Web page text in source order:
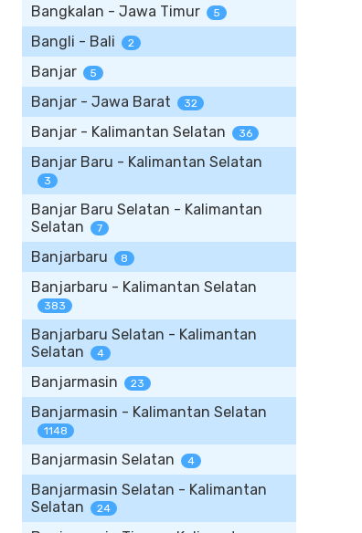
Bangkalan - Jawa Timur 5
Bangli - Bali 2
Banjar 5
Banjar - Jawa Barat 32
Banjar - Kalimantan Selatan 36
Banjar Baru - Kalimantan Selatan
3
Banjar Baru Selatan - Kalimantan
Selatan
7
Banjarbaru 8
Banjarbaru - Kalimantan Selatan
383
Banjarbaru Selatan - Kalimantan
Selatan
4
Banjarmasin 23
Banjarmasin - Kalimantan Selatan
1148
Banjarmasin Selatan 4
Banjarmasin Selatan - Kalimantan
Selatan
24